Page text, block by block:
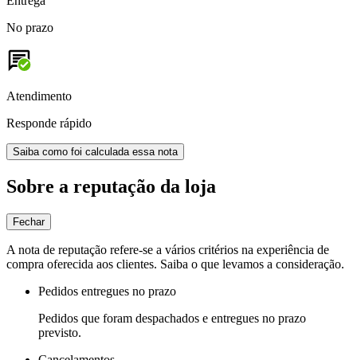
No prazo
Atendimento
Responde rápido
Saiba como foi calculada essa nota
Sobre a reputação da loja
Fechar
A nota de reputação refere-se a vários critérios na experiência de
compra oferecida aos clientes. Saiba o que levamos a consideração.
Pedidos entregues no prazo
Pedidos que foram despachados e entregues no prazo
previsto.